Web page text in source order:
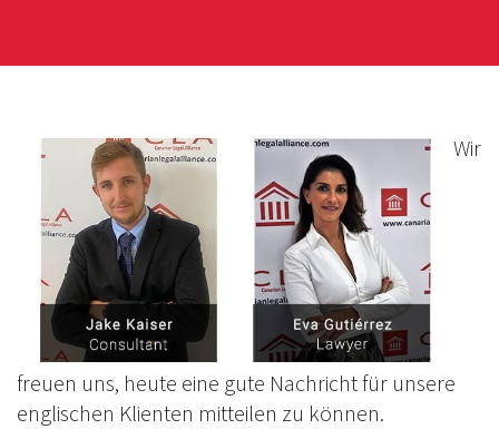
Wir
freuen uns, heute eine gute Nachricht für unsere
englischen Klienten mitteilen zu können.